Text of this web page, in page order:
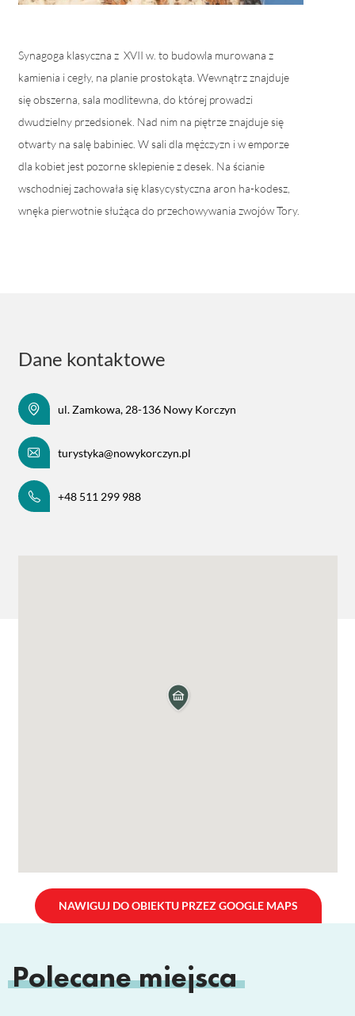
Synagoga klasyczna z XVII w. to budowla murowana z
kamienia i cegły, na planie prostokąta. Wewnątrz znajduje
się obszerna, sala modlitewna, do której prowadzi
dwudzielny przedsionek. Nad nim na piętrze znajduje się
otwarty na salę babiniec. W sali dla mężczyzn i w emporze
dla kobiet jest pozorne sklepienie z desek. Na ścianie
wschodniej zachowała się klasycystyczna aron ha-kodesz,
wnęka pierwotnie służąca do przechowywania zwojów Tory.
Dane kontaktowe
ul. Zamkowa, 28-136 Nowy Korczyn
turystyka@nowykorczyn.pl
+48 511 299 988
NAWIGUJ DO OBIEKTU PRZEZ GOOGLE MAPS
Polecane miejsca